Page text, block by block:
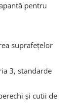
pentru
suprafețelor
3, standarde
și cutii de